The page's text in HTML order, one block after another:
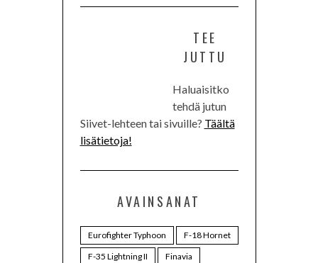
TEE
JUTTU
Haluaisitko
tehdä jutun
Siivet-lehteen tai sivuille? Täältä
lisätietoja!
AVAINSANAT
Eurofighter Typhoon
F-18 Hornet
F-35 Lightning II
Finavia